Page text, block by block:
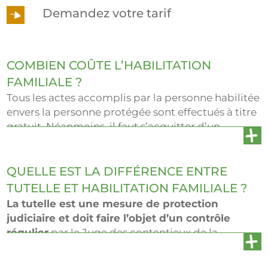
Demandez votre tarif
COMBIEN COÛTE L’HABILITATION
FAMILIALE ?
Tous les actes accomplis par la personne habilitée
envers la personne protégée sont effectués à titre
gratuit. Néanmoins, il faut s’acquitter d’un
192 euros pour obtenir le certificat
présent sur la liste du Procureur de la république.
Ce document est indispensable pour présenter la
demande d’habilitation au Juste des contentieux
de la protection.
QUELLE EST LA DIFFÉRENCE ENTRE
TUTELLE ET HABILITATION FAMILIALE ?
La tutelle est une mesure de protection
judiciaire et doit faire l’objet d’un contrôle
régulierpar le Juge des contentieux de la
protection. Ce n’est pas le cas pour l’habilitation